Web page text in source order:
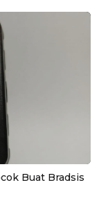
Buat Bradsis